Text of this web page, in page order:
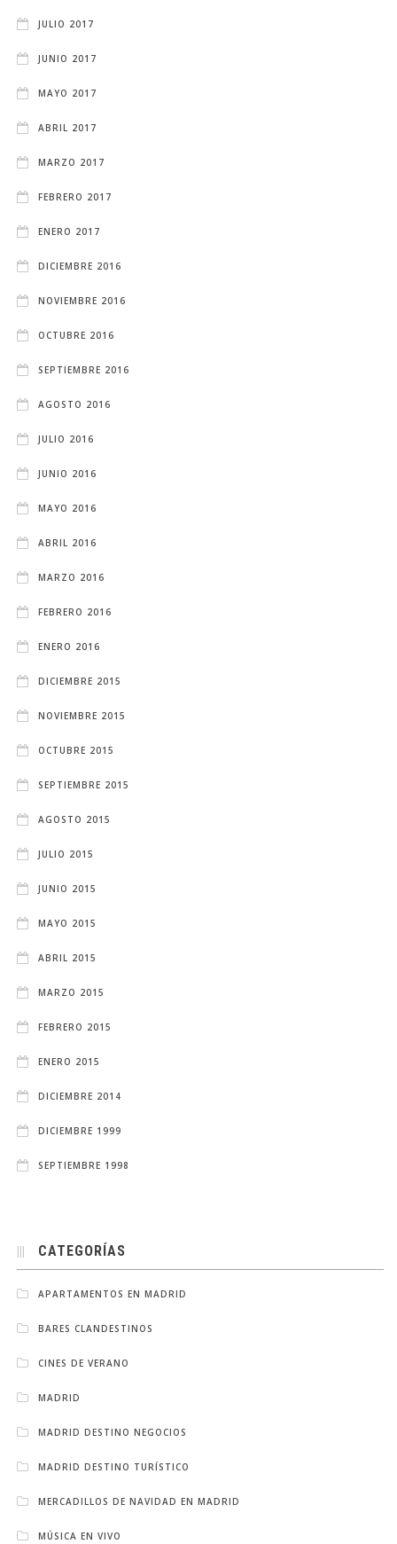
JULIO 2017
JUNIO 2017
MAYO 2017
ABRIL 2017
MARZO 2017
FEBRERO 2017
ENERO 2017
DICIEMBRE 2016
NOVIEMBRE 2016
OCTUBRE 2016
SEPTIEMBRE 2016
AGOSTO 2016
JULIO 2016
JUNIO 2016
MAYO 2016
ABRIL 2016
MARZO 2016
FEBRERO 2016
ENERO 2016
DICIEMBRE 2015
NOVIEMBRE 2015
OCTUBRE 2015
SEPTIEMBRE 2015
AGOSTO 2015
JULIO 2015
JUNIO 2015
MAYO 2015
ABRIL 2015
MARZO 2015
FEBRERO 2015
ENERO 2015
DICIEMBRE 2014
DICIEMBRE 1999
SEPTIEMBRE 1998
CATEGORÍAS
APARTAMENTOS EN MADRID
BARES CLANDESTINOS
CINES DE VERANO
MADRID
MADRID DESTINO NEGOCIOS
MADRID DESTINO TURÍSTICO
MERCADILLOS DE NAVIDAD EN MADRID
MÚSICA EN VIVO